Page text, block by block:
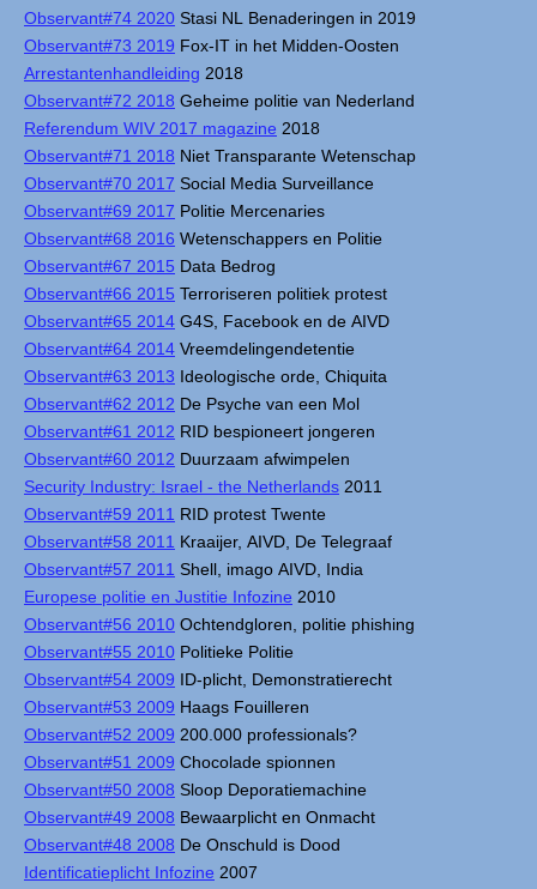
Observant#74 2020 Stasi NL Benaderingen in 2019
Observant#73 2019 Fox-IT in het Midden-Oosten
Arrestantenhandleiding 2018
Observant#72 2018 Geheime politie van Nederland
Referendum WIV 2017 magazine 2018
Observant#71 2018 Niet Transparante Wetenschap
Observant#70 2017 Social Media Surveillance
Observant#69 2017 Politie Mercenaries
Observant#68 2016 Wetenschappers en Politie
Observant#67 2015 Data Bedrog
Observant#66 2015 Terroriseren politiek protest
Observant#65 2014 G4S, Facebook en de AIVD
Observant#64 2014 Vreemdelingendetentie
Observant#63 2013 Ideologische orde, Chiquita
Observant#62 2012 De Psyche van een Mol
Observant#61 2012 RID bespioneert jongeren
Observant#60 2012 Duurzaam afwimpelen
Security Industry: Israel - the Netherlands 2011
Observant#59 2011 RID protest Twente
Observant#58 2011 Kraaijer, AIVD, De Telegraaf
Observant#57 2011 Shell, imago AIVD, India
Europese politie en Justitie Infozine 2010
Observant#56 2010 Ochtendgloren, politie phishing
Observant#55 2010 Politieke Politie
Observant#54 2009 ID-plicht, Demonstratierecht
Observant#53 2009 Haags Fouilleren
Observant#52 2009 200.000 professionals?
Observant#51 2009 Chocolade spionnen
Observant#50 2008 Sloop Deporatiemachine
Observant#49 2008 Bewaarplicht en Onmacht
Observant#48 2008 De Onschuld is Dood
Identificatieplicht Infozine 2007